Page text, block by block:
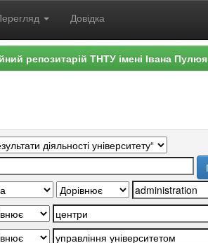
Довідка
репозитарій ТНТУ імені Івана Пулюя